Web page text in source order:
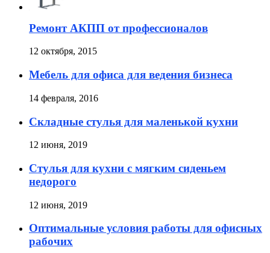
Ремонт АКПП от профессионалов
12 октября, 2015
Мебель для офиса для ведения бизнеса
14 февраля, 2016
Складные стулья для маленькой кухни
12 июня, 2019
Стулья для кухни с мягким сиденьем
недорого
12 июня, 2019
Оптимальные условия работы для офисных
рабочих